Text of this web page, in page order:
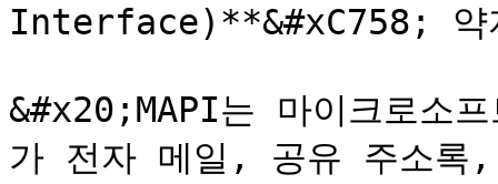
Interface)**&#xC758; 약
&#x20;MAPI는 마이크로소
가 전자 메일, 공유 주소록